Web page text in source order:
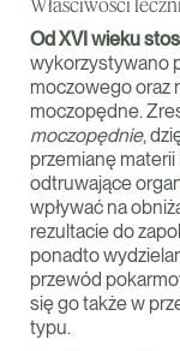
Od XVI wieku
wykorzystywano
moczowego oraz
moczopędne.
moczopędnie,
przemianę materii
odtruwające
wpływać na
rezultacie do
ponadto
przewód
się go także w
typu.